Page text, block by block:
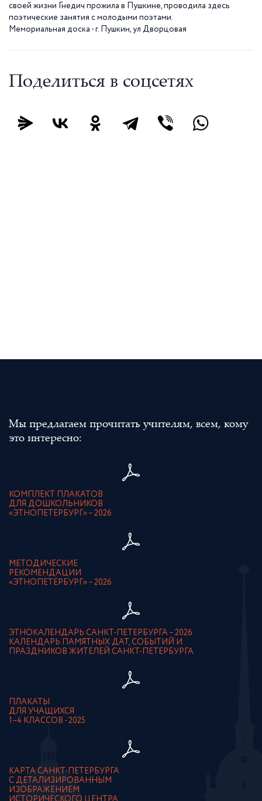
своей жизни Гнедич прожила в Пушкине, проводила здесь
поэтические занятия с молодыми поэтами.
Мемориальная доска - г. Пушкин, ул Дворцовая
Поделиться в соцсетях
Мы предлагаем прочитать учителям, всем, кому
это интересно:
КОМПЛЕКТ ПЛАКАТОВ
ДЛЯ ДОШКОЛЬНИКОВ
«ЭТНОПЕТЕРБУРГ» – 2026
МЕТОДИЧЕСКИЕ
РЕКОМЕНДАЦИИ
«ЭТНОПЕТЕРБУРГ» – 2026
ЭТНОКАЛЕНДАРЬ САНКТ-ПЕТЕРБУРГА – 2026.
КАЛЕНДАРЬ ПАМЯТНЫХ ДАТ, СОБЫТИЙ И
ПРАЗДНИКОВ ЖИТЕЛЕЙ САНКТ-ПЕТЕРБУРГА
ПЛАКАТЫ
ДЛЯ УЧАЩИХСЯ
1–4 КЛАССОВ - 2025
КАРТА САНКТ-ПЕТЕРБУРГА
С ДЕТАЛИЗИРОВАННЫМ
ИЗОБРАЖЕНИЕМ
ИСТОРИЧЕСКОГО ЦЕНТРА